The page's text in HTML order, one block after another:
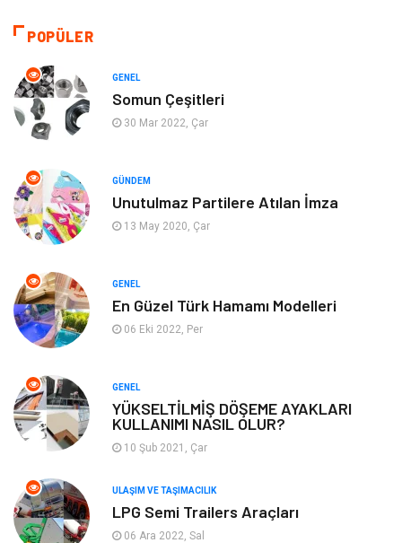
Giyim
Eğitim & Kariyer
Alışveriş
Organizasyon Mobilya
Tatil Finans & Ekonomi
Turizm
Aksesuar
Plastik
Ambalaj Eğlence
Pazarlama
POPÜLER
GENEL
Somun Çeşitleri
30 Mar 2022, Çar
GÜNDEM
Unutulmaz Partilere Atılan İmza
13 May 2020, Çar
GENEL
En Güzel Türk Hamamı Modelleri
06 Eki 2022, Per
GENEL
YÜKSELTİLMİŞ DÖŞEME AYAKLARI
KULLANIMI NASIL OLUR?
10 Şub 2021, Çar
ULAŞIM VE TAŞIMACILIK
LPG Semi Trailers Araçları
06 Ara 2022, Sal